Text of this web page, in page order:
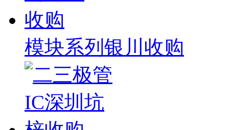
模块系列银川收购